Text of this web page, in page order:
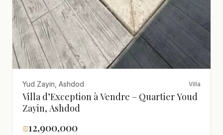
Yud Zayin, Ashdod Villa
Villa d’Exception à Vendre – Quartier Youd
Zayin, Ashdod
₪12,900,000